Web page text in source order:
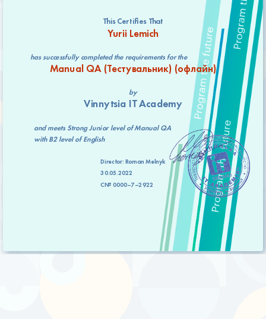
This Certifies That
Yurii Lemich
has successfully completed the requirements for the
Manual QA (Тестувальник) (офлайн)
by
Vinnytsia IT Academy
and meetsStrong Junior levelof Manual QA
withB2 levelof English
Director: Roman Melnyk
30.05.2022
C№ 0000–7–2922